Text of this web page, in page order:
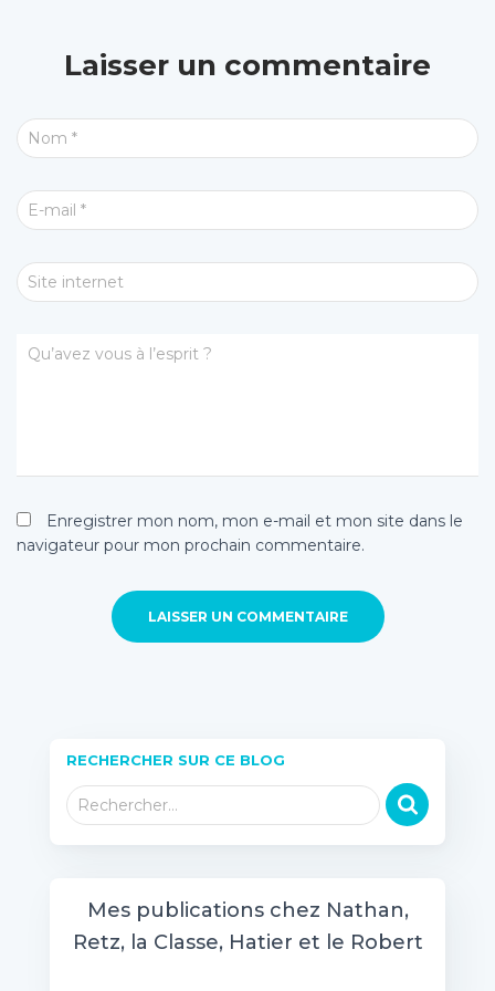
Laisser un commentaire
Nom *
E-mail *
Site internet
Qu’avez vous à l’esprit ?
Enregistrer mon nom, mon e-mail et mon site dans le
navigateur pour mon prochain commentaire.
RECHERCHER SUR CE BLOG
R Rechercher…
Mes publications chez Nathan,
Retz, la Classe, Hatier et le Robert